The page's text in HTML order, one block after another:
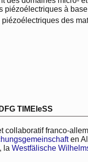
piézoélectriques à
des
TIMEleSS
collaboratif franco-
en
, la Westfälische